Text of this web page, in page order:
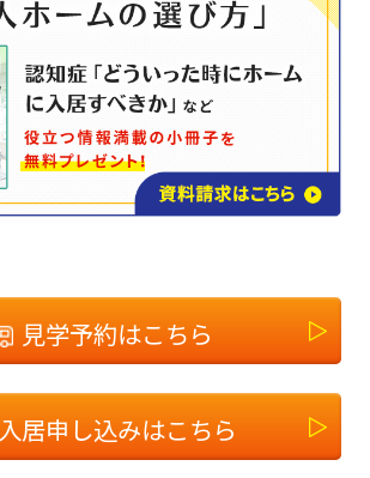
見学予約はこちら
入居申し込みはこちら